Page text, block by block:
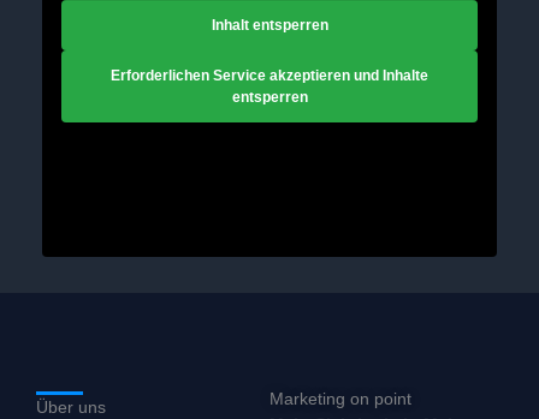
Inhalt entsperren
Erforderlichen Service akzeptieren und Inhalte
entsperren
Über uns
Marketing on point